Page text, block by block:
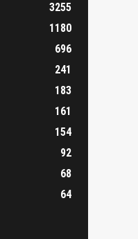
3255
1180
696
241
183
161
154
92
68
64